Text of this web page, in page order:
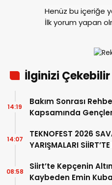
Henüz bu içeriğe
İlk yorum yapan
İlginizi Çekebilir
Bakım Sonrası
Kapsamında
14:19
TEKNOFEST 2026
YARIŞMALARI
14:07
Siirt’te Kepçenin
Kaybeden Emin
08:58